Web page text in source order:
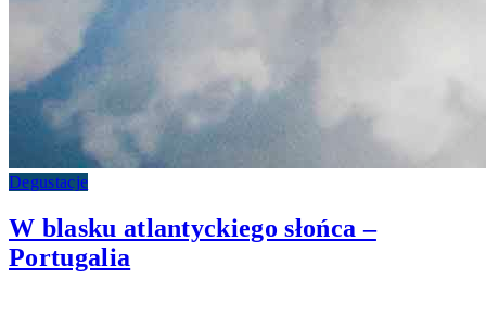
Degustacje
W blasku atlantyckiego słońca –
Portugalia